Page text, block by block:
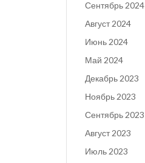
Сентябрь 2024
Август 2024
Июнь 2024
Май 2024
Декабрь 2023
Ноябрь 2023
Сентябрь 2023
Август 2023
Июль 2023